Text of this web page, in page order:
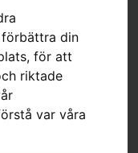
din
för att
riktade
var våra